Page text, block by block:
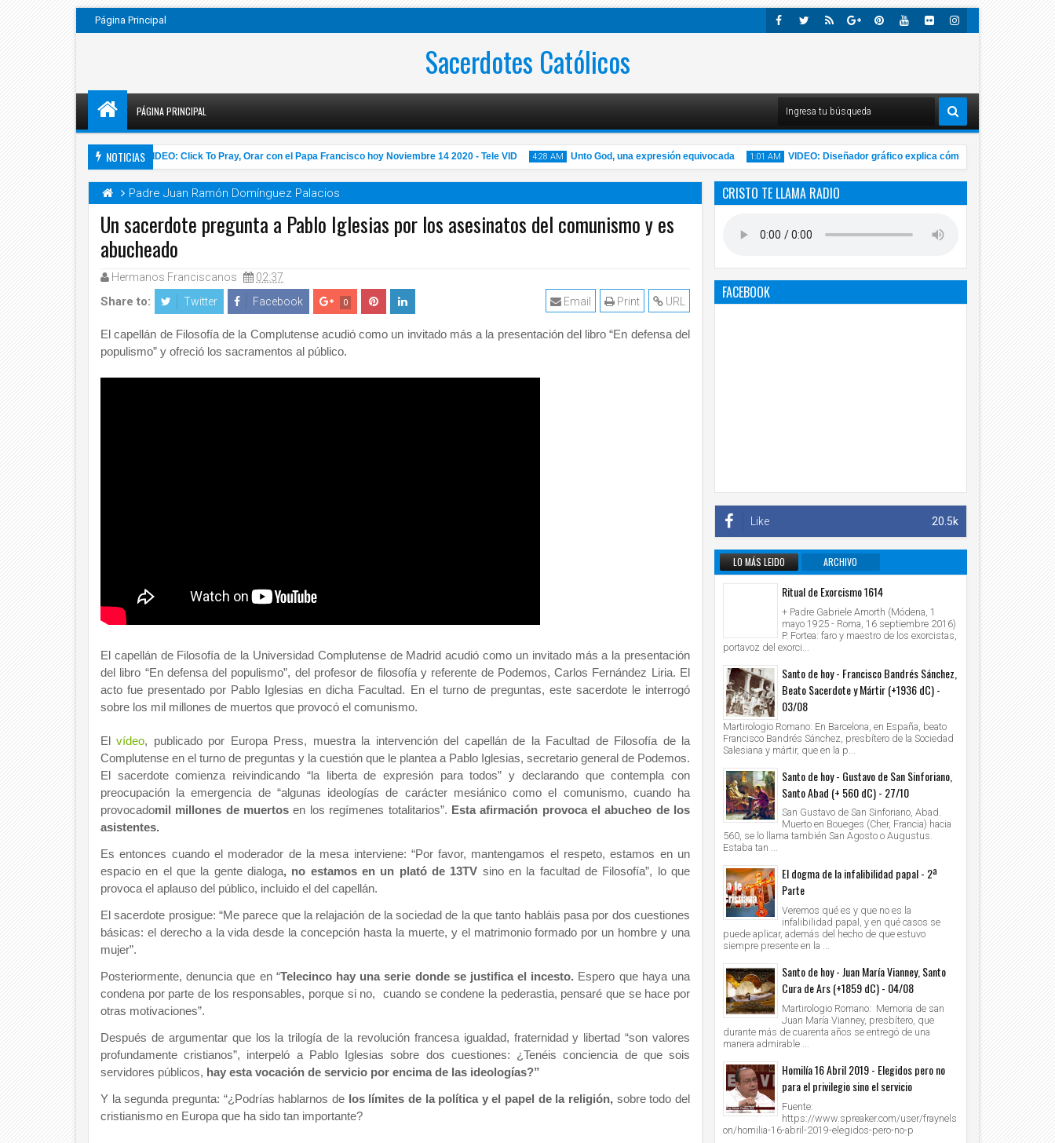
Página Principal
M
Plus
Sacerdotes Católicos
PÁGINA PRINCIPAL
NOTICIAS
4:57 AM
2020
VIDEO: Click To Pray, Orar con el Papa Francisco hoy Noviembre 14 2020 - Tele VID 4:28 AM Unto God, una expresión equivocada 1:01 AM
14
VIDEO: Diseñador gráfico explica cómo la creatividad ayuda a
Padre Juan Ramón Domínguez Palacios
Un sacerdote pregunta a Pablo Iglesias por los asesinatos del comunismo y es
abucheado
Hermanos Franciscanos 02:37
Share to: Twitter Facebook 0 URL
Print
Email
El capellán de Filosofía de la Complutense acudió como un invitado más a la presentación del libro “En defensa del
populismo” y ofreció los sacramentos al público.
El capellán de Filosofía de la Universidad Complutense de Madrid acudió como un invitado más a la presentación
del libro “En defensa del populismo”, del profesor de filosofía y referente de Podemos, Carlos Fernández Liria. El
acto fue presentado por Pablo Iglesias en dicha Facultad. En el turno de preguntas, este sacerdote le interrogó
sobre los mil millones de muertos que provocó el comunismo.
Elvídeo, publicado por Europa Press, muestra la intervención del capellán de la Facultad de Filosofía de la
Complutense en el turno de preguntas y la cuestión que le plantea a Pablo Iglesias, secretario general de Podemos.
El sacerdote comienza reivindicando “la liberta de expresión para todos” y declarando que contempla con
preocupación la emergencia de “algunas ideologías de carácter mesiánico como el comunismo, cuando ha
provocadomil millones de muertos en los regímenes totalitarios”. Esta afirmación provoca el abucheo de los
asistentes.
Es entonces cuando el moderador de la mesa interviene: “Por favor, mantengamos el respeto, estamos en un
espacio en el que la gente dialoga, no estamos en un plató de 13TV sino en la facultad de Filosofía”, lo que
provoca el aplauso del público, incluido el del capellán.
El sacerdote prosigue: “Me parece que la relajación de la sociedad de la que tanto habláis pasa por dos cuestiones
básicas: el derecho a la vida desde la concepción hasta la muerte, y el matrimonio formado por un hombre y una
mujer”.
Posteriormente, denuncia que en “Telecinco hay una serie donde se justifica el incesto. Espero que haya una
condena por parte de los responsables, porque si no, cuando se condene la pederastia, pensaré que se hace por
otras motivaciones”.
Después de argumentar que los la trilogía de la revolución francesa igualdad, fraternidad y libertad “son valores
profundamente cristianos”, interpeló a Pablo Iglesias sobre dos cuestiones: ¿Tenéis conciencia de que sois
servidores públicos, hay esta vocación de servicio por encima de las ideologías?”
Y la segunda pregunta: “¿Podrías hablarnos de los límites de la política y el papel de la religión, sobre todo del
cristianismo en Europa que ha sido tan importante?
CRISTO TE LLAMA RADIO
FACEBOOK
20.5k
Like
LO MÁS LEIDO
ARCHIVO
INFORMATIVO
Ritual de Exorcismo 1614
+ Padre Gabriele Amorth (Módena, 1
mayo 1925 - Roma, 16 septiembre 2016)
P. Fortea: faro y maestro de los exorcistas,
portavoz del exorci...
Santo de hoy - Francisco Bandrés Sánchez,
Beato Sacerdote y Mártir (+1936 dC) -
03/08
Martirologio Romano: En Barcelona, en España, beato
Francisco Bandrés Sánchez, presbítero de la Sociedad
Salesiana y mártir, que en la p...
Santo de hoy - Gustavo de San Sinforiano,
Santo Abad (+ 560 dC) - 27/10
San Gustavo de San Sinforiano, Abad.
Muerto en Boueges (Cher, Francia) hacia
560, se lo llama también San Agosto o Augustus.
Estaba tan ...
El dogma de la infalibilidad papal - 2ª
Parte
Veremos qué es y que no es la
infalibilidad papal, y en qué casos se
puede aplicar, además del hecho de que estuvo
siempre presente en la ...
Santo de hoy - Juan María Vianney, Santo
Cura de Ars (+1859 dC) - 04/08
Martirologio Romano: Memoria de san
Juan María Vianney, presbítero, que
durante más de cuarenta años se entregó de una
manera admirable ...
Homilía 16 Abril 2019 - Elegidos pero no
para el privilegio sino el servicio
Fuente:
https://www.spreaker.com/user/fraynels
on/homilia-16-abril-2019-elegidos-pero-no-p